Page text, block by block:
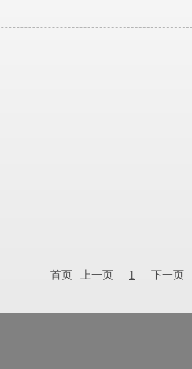
首页 上一页 1 下一页